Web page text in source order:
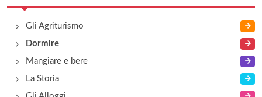
Gli Agriturismo
Dormire
Mangiare e bere
La Storia